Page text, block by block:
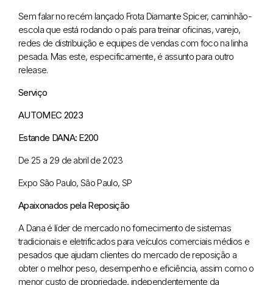
Sem falar no recém lançado Frota Diamante Spicer, caminhão-
escola que está rodando o país para treinar oficinas, varejo,
redes de distribuição e equipes de vendas com foco na linha
pesada. Mas este, especificamente, é assunto para outro
release.
Serviço
AUTOMEC 2023
Estande DANA: E200
De 25 a 29 de abril de 2023
Expo São Paulo, São Paulo, SP
Apaixonados pela Reposição
A Dana é líder de mercado no fornecimento de sistemas
tradicionais e eletrificados para veículos comerciais médios e
pesados que ajudam clientes do mercado de reposição a
obter o melhor peso, desempenho e eficiência, assim como o
menor custo de propriedade, independentemente da